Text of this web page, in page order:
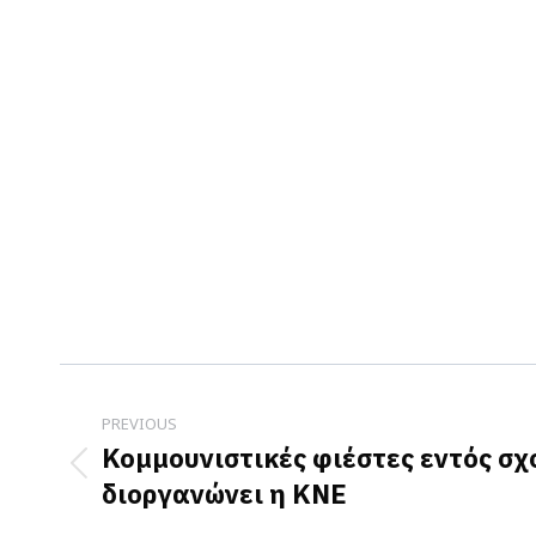
navigation
PREVIOUS
Previous
post:
Κομμουνιστικές φιέστες εντός
διοργανώνει η ΚΝΕ